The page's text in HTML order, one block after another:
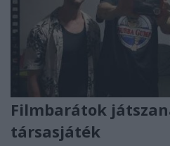
Filmbarátok
társasjáték